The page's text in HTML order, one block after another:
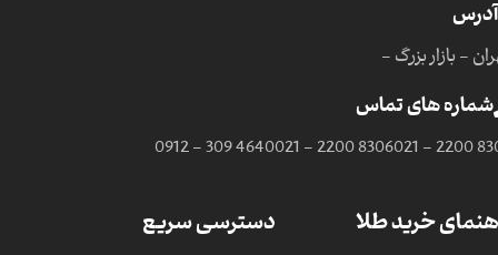
آدرس
- بازار بزرگ -
شماره های تماس
021 - 2200
021 - 2200 8306
0912 - 309 4640
خرید طلا دسترسی سریع